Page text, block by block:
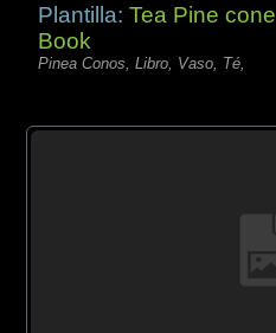
Plantilla:Tea Pine cone
Book
Pinea Conos, Libro, Vaso, Té,